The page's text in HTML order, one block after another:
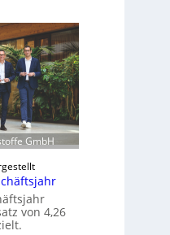
GmbH
von 4,26